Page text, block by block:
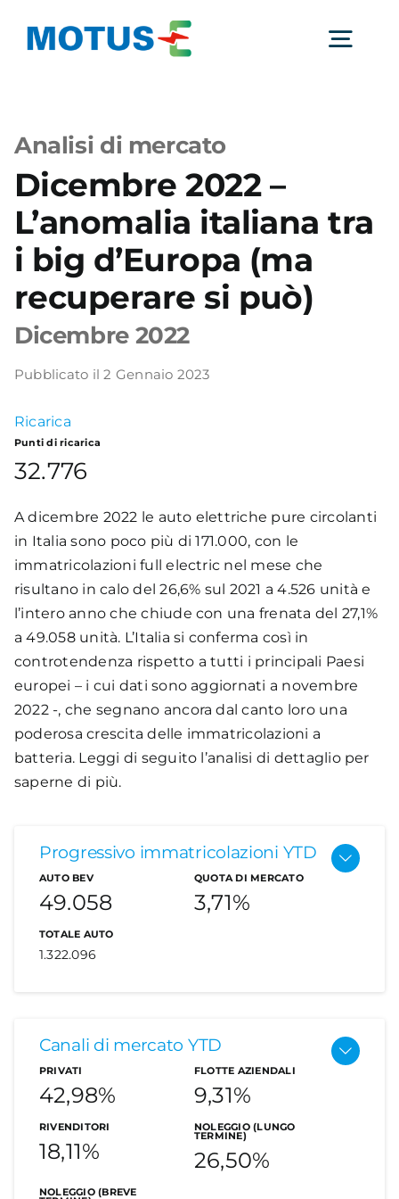
Studi e ricerche
Analisi di mercato
Utilità
Comunicati Stampa
Analisi di mercato
Dicembre 2022 –
L’anomalia italiana tra
i big d’Europa (ma
recuperare si può)
Dicembre 2022
Pubblicato il 2 Gennaio 2023
Ricarica
Punti di ricarica
32.776
A dicembre 2022 le auto elettriche pure circolanti
in Italia sono poco più di 171.000, con le
immatricolazioni full electric nel mese che
risultano in calo del 26,6% sul 2021 a 4.526 unità e
l’intero anno che chiude con una frenata del 27,1%
a 49.058 unità. L’Italia si conferma così in
controtendenza rispetto a tutti i principali Paesi
europei – i cui dati sono aggiornati a novembre
2022 -, che segnano ancora dal canto loro una
poderosa crescita delle immatricolazioni a
batteria. Leggi di seguito l’analisi di dettaglio per
saperne di più.
Progressivo immatricolazioni YTD
AUTO BEV
49.058
QUOTA DI MERCATO
3,71%
TOTALE AUTO
1.322.096
Le auto
elettriche
A dicembre le immatricolazioni delle auto
Canali di mercato YTD
PRIVATI
42,98%
FLOTTE AZIENDALI
9,31%
RIVENDITORI
18,11%
NOLEGGIO (LUNGO
TERMINE)
26,50%
NOLEGGIO (BREVE